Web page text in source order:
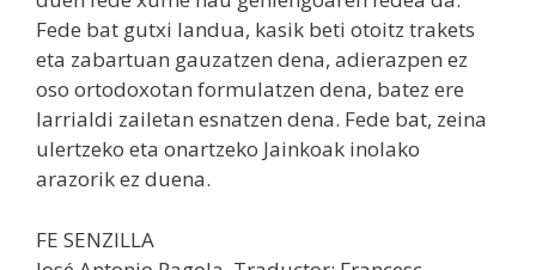
Fede bat gutxi landua, kasik beti otoitz trakets
eta zabartuan gauzatzen dena, adierazpen ez
oso ortodoxotan formulatzen dena, batez ere
larrialdi zailetan esnatzen dena. Fede bat, zeina
ulertzeko eta onartzeko Jainkoak inolako
arazorik ez duena.
FE SENZILLA